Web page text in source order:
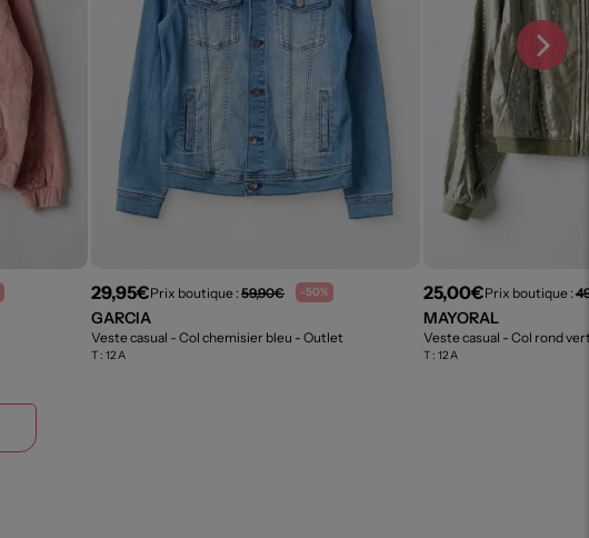
29,95€Prix boutique :59,90€ -50%
GARCIA
Veste casual - Col chemisier bleu - Outlet
T :12 A
25,00€Prix boutique :
MAYORAL
Veste casual - Col rond
T : 12 A